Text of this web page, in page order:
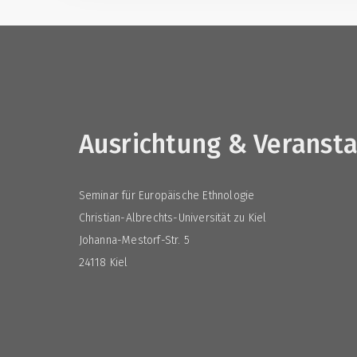
Ausrichtung &
Seminar für Europäische Ethnologie
Christian-Albrechts-Universität zu Kiel
Johanna-Mestorf-Str. 5
24118 Kiel